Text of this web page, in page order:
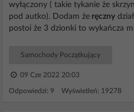
wyłączony ( takie tykanie że
pod autko). Dodam że ręczny
postoi że 3 dzionki to wykańcza
Samochody Początkujący
09 Cze 2022 20:03
Odpowiedzi: 9 Wyświetleń: 19278